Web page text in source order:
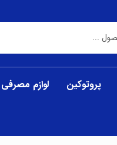
پروتوکین لوازم مصرفی